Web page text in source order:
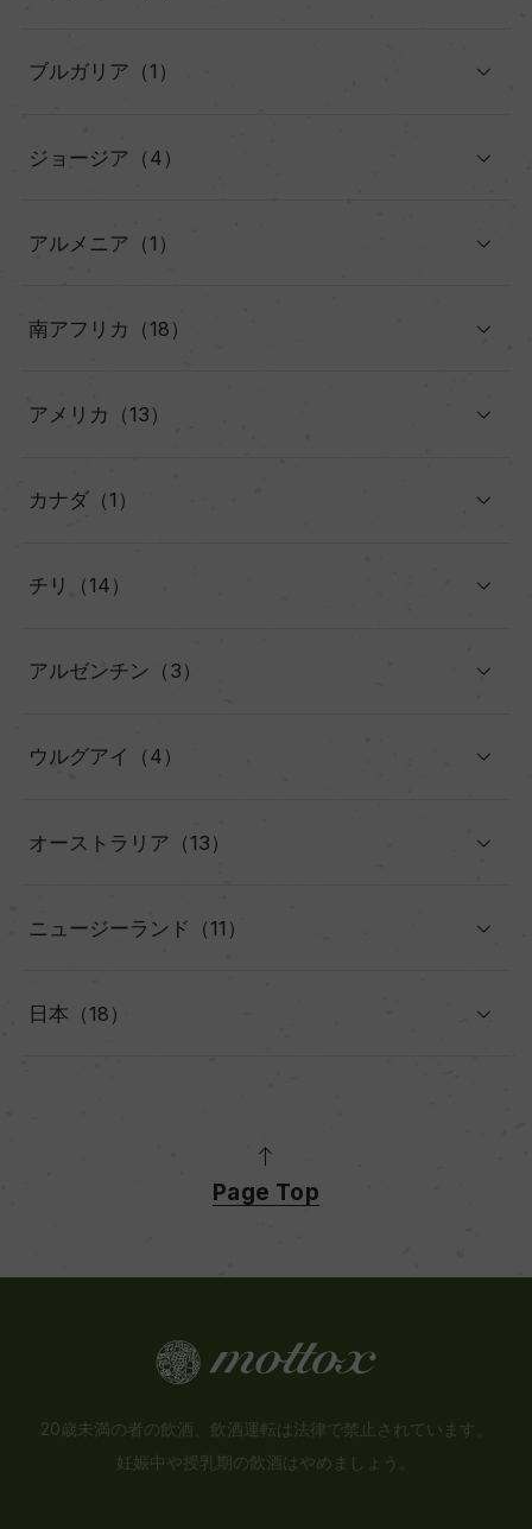
ブルガリア（1）
ジョージア（4）
アルメニア（1）
南アフリカ（18）
アメリカ（13）
カナダ（1）
チリ（14）
アルゼンチン（3）
ウルグアイ（4）
オーストラリア（13）
ニュージーランド（11）
日本（18）
Page Top
20歳未満の者の飲酒、飲酒運転は法律で禁止されています。
妊娠中や授乳期の飲酒はやめましょう。